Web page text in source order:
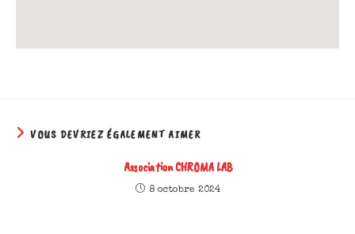
VOUS DEVRIEZ ÉGALEMENT AIMER
Association CHROMA LAB
8 octobre 2024